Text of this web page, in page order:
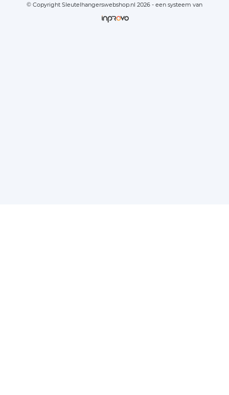
© Copyright Sleutelhangerswebshop.nl 2026 - een systeem van